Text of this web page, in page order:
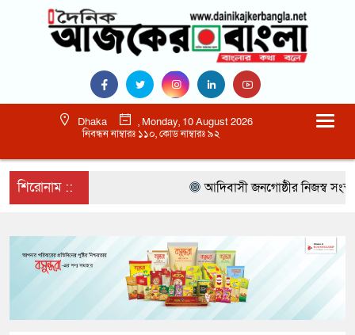
Dhaka
, Monday, 10 August 2026
নিবন্ধন নাম্বারঃ ১১০, কোড নাম্বারঃ ৯২
শিরোনাম :: আদিবাসী জনগোষ্ঠীর নিজস্ব